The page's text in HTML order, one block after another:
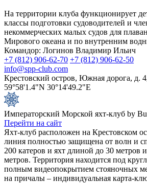
На территории клуба функционирует
классы подготовки судоводителей и
некоммерческих малых судов для
Мирового океана и по внутренним
Командор: Логинов Владимир Ильич
+7 (812) 906-62-70 +7 (812) 906-62-50
info@spp-club.com
Крестовский остров, Южная дорога, д.
59°58'1.4"N 30°14'49.2"E
Императорский Морской яхт-клуб by
Перейти на сайт
Яхт-клуб расположен на Крестовском
линия полностью защищена от волн и
200 катеров и яхт длиной до 30 метров
метров. Территория находится под
полным видеопокрытием стояночных
на причалы – индивидуальная карта-